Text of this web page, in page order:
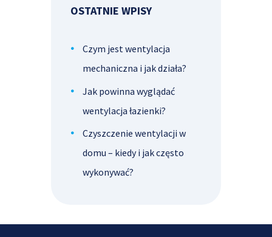
OSTATNIE WPISY
Czym jest wentylacja
mechaniczna i jak działa?
Jak powinna wyglądać
wentylacja łazienki?
Czyszczenie wentylacji w
domu – kiedy i jak często
wykonywać?